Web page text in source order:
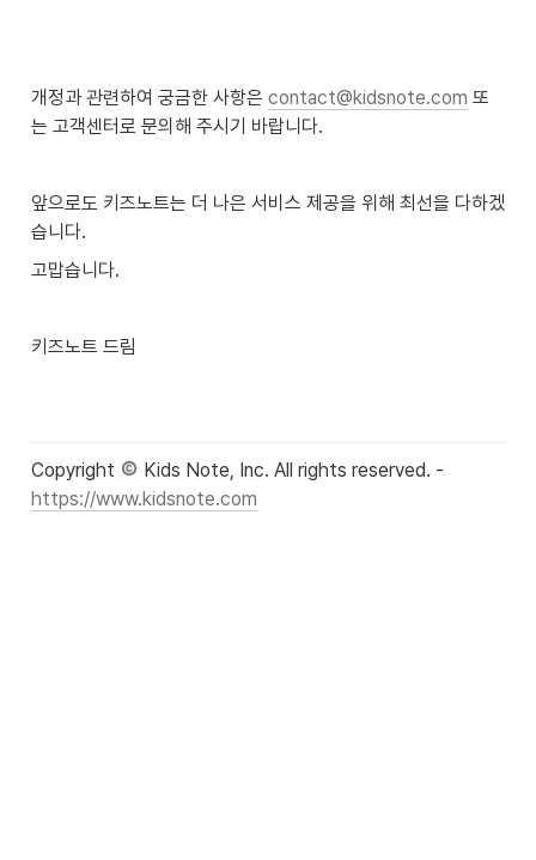
개정과 관련하여 궁금한 사항은 contact@kidsnote.com 또
는 고객센터로 문의해 주시기 바랍니다.
앞으로도 키즈노트는 더 나은 서비스 제공을 위해 최선을 다하겠
습니다.
고맙습니다.
키즈노트 드림
Copyright
https://www.kidsnote.com